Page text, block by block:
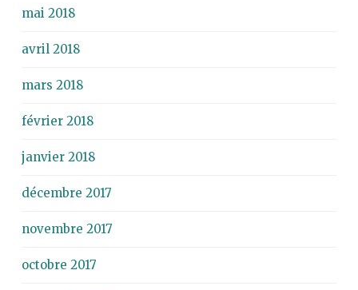
mai 2018
avril 2018
mars 2018
février 2018
janvier 2018
décembre 2017
novembre 2017
octobre 2017